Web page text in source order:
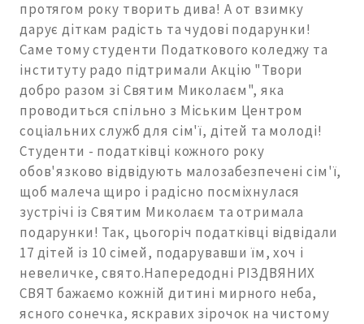
протягом року творить дива! А от взимку
дарує діткам радість та чудові подарунки!
Саме тому студенти Податкового коледжу та
інституту радо підтримали Акцію "Твори
добро разом зі Святим Миколаєм", яка
проводиться спільно з Міським Центром
соціальних служб для сім'ї, дітей та молоді!
Студенти - податківці кожного року
обов'язково відвідують малозабезпечені сім'ї,
щоб малеча щиро і радісно посміхнулася
зустрічі із Святим Миколаєм та отримала
подарунки! Так, цьогоріч податківці відвідали
17 дітей із 10 сімей, подарувавши їм, хоч і
невеличке, свято.Напередодні РІЗДВЯНИХ
СВЯТ бажаємо кожній дитині мирного неба,
ясного сонечка, яскравих зірочок на чистому